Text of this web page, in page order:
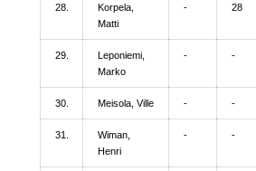
28.
Korpela,
Matti
- 28
29.
Leponiemi,
Marko
- -
30. Meisola, Ville - -
31.
Wiman,
Henri
- -